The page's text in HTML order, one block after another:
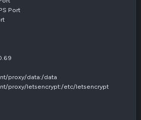
Port
proxy/data:/data
proxy/letsencrypt:/etc/letsencrypt